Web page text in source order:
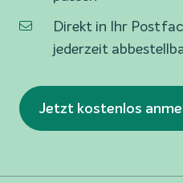
Direkt in Ihr
jederzeit
Jetzt kostenlos